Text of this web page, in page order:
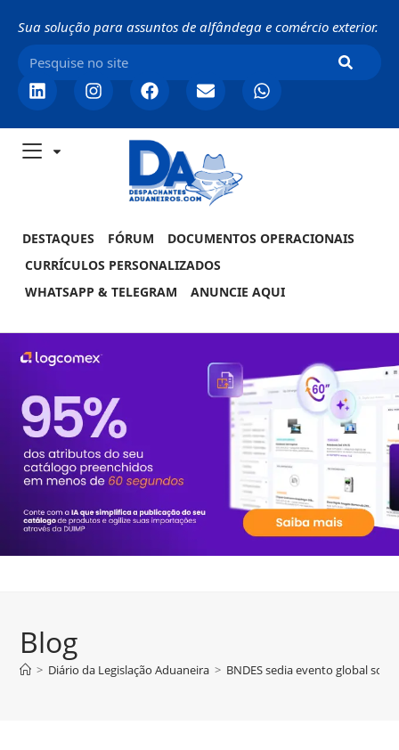
Sua solução para assuntos de alfândega e comércio exterior.
DESTAQUES FÓRUM
DOCUMENTOS OPERACIONAIS
CURRÍCULOS PERSONALIZADOS
WHATSAPP & TELEGRAM
ANUNCIE AQUI
Blog
> Diário da Legislação Aduaneira > BNDES sedia evento global